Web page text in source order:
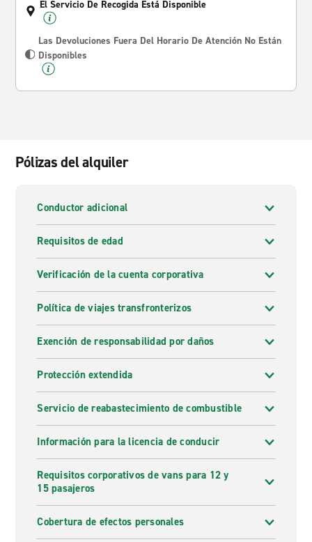
El Servicio De Recogida Está Disponible
Las Devoluciones Fuera Del Horario De Atención No Están
Disponibles
Pólizas del alquiler
Conductor adicional
Requisitos de edad
Verificación de la cuenta corporativa
Política de viajes transfronterizos
Exención de responsabilidad por daños
Protección extendida
Servicio de reabastecimiento de combustible
Información para la licencia de conducir
Requisitos corporativos de vans para 12 y
15 pasajeros
Cobertura de efectos personales